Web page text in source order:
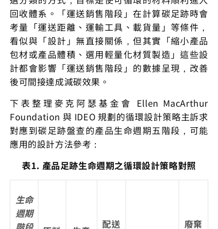
回收體系。「運送銷售階段」在計算碳足跡時會
考量「運送距離、運輸工具、載貨量」等條件，
看似與「設計」無直接關係，但其實「縮小產品
包材或產品體積、選用輕量化材質製造」這些設
計都會影響「運送銷售階段」的數據呈現，改善
後可間接達成減碳效果。
下表整理麥克阿瑟基金會 Ellen MacArthur
Foundation 與 IDEO 規劃的循環設計策略主訴求
對應到碳足跡盤查的產品生命週期五階段，可能
應用的設計方法參考：
表1. 產品足跡生命週期之循環設計策略對照
生命
週期
階段
配送 廢棄